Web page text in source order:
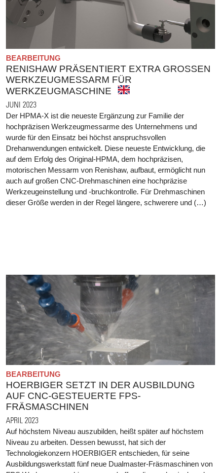
BEARBEITUNG
RENISHAW PRÄSENTIERT EXTRA GROSSEN
WERKZEUGMESSARM FÜR
WERKZEUGMASCHINE
JUNI 2023
Der HPMA-X ist die neueste Ergänzung zur Familie der
hochpräzisen Werkzeugmessarme des Unternehmens und
wurde für den Einsatz bei höchst anspruchsvollen
Drehanwendungen entwickelt. Diese neueste Entwicklung, die
auf dem Erfolg des Original-HPMA, dem hochpräzisen,
motorischen Messarm von Renishaw, aufbaut, ermöglicht nun
auch auf großen CNC-Drehmaschinen eine hochpräzise
Werkzeugeinstellung und -bruchkontrolle. Für Drehmaschinen
dieser Größe werden in der Regel längere, schwerere und (…)
BEARBEITUNG
HOERBIGER SETZT IN DER AUSBILDUNG
AUF CNC-GESTEUERTE FPS-
FRÄSMASCHINEN
APRIL 2023
Auf höchstem Niveau auszubilden, heißt später auf höchstem
Niveau zu arbeiten. Dessen bewusst, hat sich der
Technologiekonzern HOERBIGER entschieden, für seine
Ausbildungswerkstatt fünf neue Dualmaster-Fräsmaschinen von